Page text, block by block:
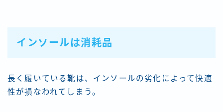
インソールは消耗品
長く履いている靴は、インソールの劣化によって快適
性が損なわれてしまう。